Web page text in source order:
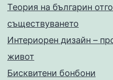
Теория на българин
съществуването
Интериорен дизайн –
живот
Бисквитени бонбони